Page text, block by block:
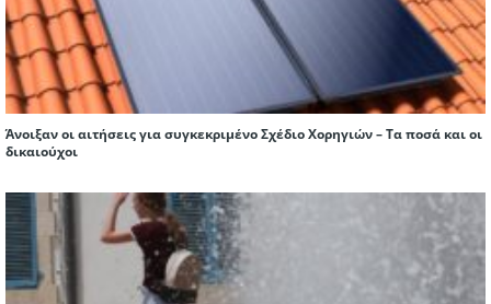
Άνοιξαν οι αιτήσεις για συγκεκριμένο Σχέδιο Χορηγιών – Τα ποσά και οι
δικαιούχοι